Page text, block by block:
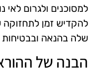
למסוכנים ולגרום לאי
להקדיש זמן לתחזוקה
שלה בהנאה
הבנה של